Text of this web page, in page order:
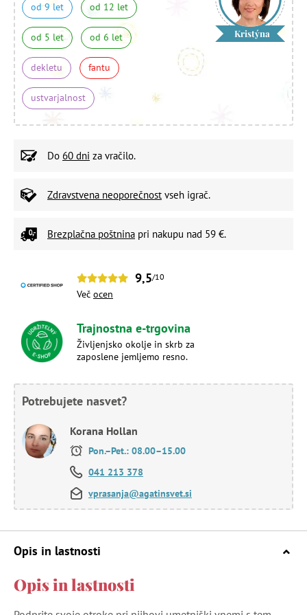
od 9 let od 12 let
od 5 let od 6 let
dekletu fantu
ustvarjalnost
Kristýna
Do 60 dni za vračilo.
Zdravstvena neoporečnost vseh igrač.
Brezplačna poštnina pri nakupu nad 59 €.
9,5/10
Več ocen
Trajnostna e-trgovina
Življenjsko okolje in skrb za
zaposlene jemljemo resno.
Potrebujete nasvet?
Korana Hollan
Pon.–Pet.: 08.00–15.00
041 213 378
vprasanja@agatinsvet.si
Opis in lastnosti
Opis in lastnosti